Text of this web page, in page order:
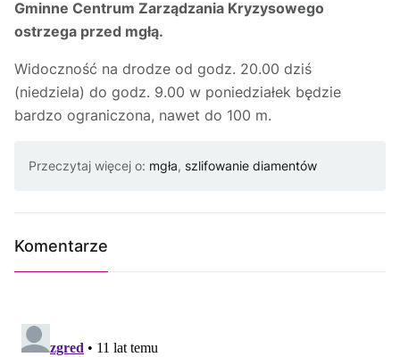
Gminne Centrum Zarządzania Kryzysowego
ostrzega przed mgłą.
Widoczność na drodze od godz. 20.00 dziś
(niedziela) do godz. 9.00 w poniedziałek będzie
bardzo ograniczona, nawet do 100 m.
Przeczytaj więcej o: mgła, szlifowanie diamentów
Komentarze